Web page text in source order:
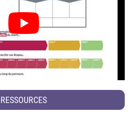
RESSOURCES